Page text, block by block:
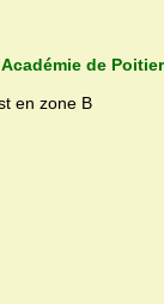
Académie de
en zone B